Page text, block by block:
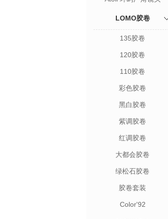
LOMO胶卷
135胶卷
120胶卷
110胶卷
彩色胶卷
黑白胶卷
紫调胶卷
红调胶卷
大都会胶卷
绿松石胶卷
胶卷套装
Color'92